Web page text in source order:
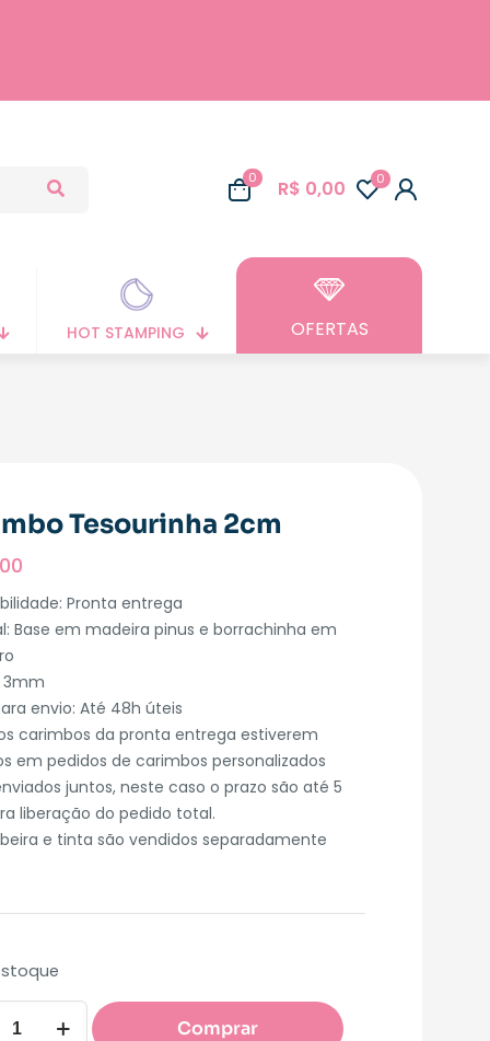
0 R$ 0,00 0
HOT STAMPING OFERTAS
Tesourinha 2cm
Pronta entrega
Base em madeira pinus e borrachinha em
3mm
envio: Até 48h úteis
carimbos da pronta entrega estiverem
em pedidos de carimbos personalizados
juntos, neste caso o prazo são até 5
liberação do pedido total.
e tinta são vendidos separadamente
Comprar